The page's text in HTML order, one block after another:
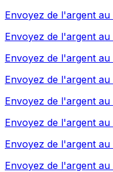
Envoyez de l'argent au
Envoyez de l'argent au
Envoyez de l'argent au
Envoyez de l'argent au
Envoyez de l'argent au
Envoyez de l'argent au
Envoyez de l'argent au
Envoyez de l'argent au